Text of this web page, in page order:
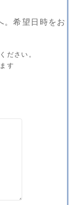
。希望日時をお
ださい。
す